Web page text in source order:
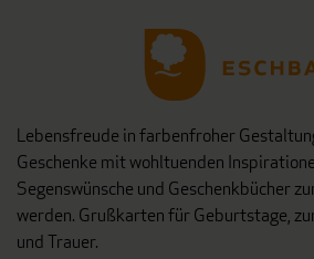
Lebensfreude in farbenfroher
Geschenke mit wohltuenden
Segenswünsche und Geschenkbücher
werden. Grußkarten für Geburtstage,
und Trauer.